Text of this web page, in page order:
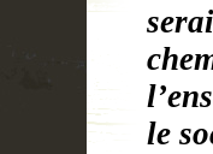
le